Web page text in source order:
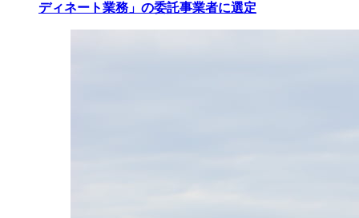
ディネート業務」の委託事業者に選定